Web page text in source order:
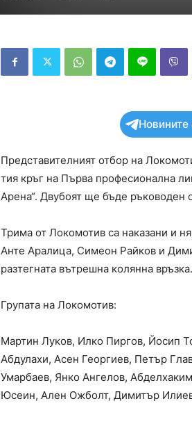
Представителният отбор на
тия кръг на Първа професионална
Арена“. Двубоят ще бъде ръководен
Трима от Локомотив са наказани и
Анте Аралица, Симеон Райков и
разтегната вътрешна колянна връзка.
Групата на Локомотив:
Мартин Луков, Илко Пиргов, Йосип
Абдулахи, Асен Георгиев, Петър
Умарбаев, Янко Ангелов,
Юсеин, Ален Ожболт, Димитър